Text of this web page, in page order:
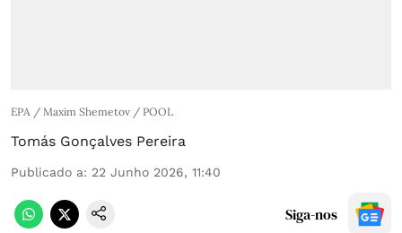
EPA / Maxim Shemetov / POOL
Tomás Gonçalves Pereira
Publicado a: 22 Junho 2026, 11:40
Siga-nos